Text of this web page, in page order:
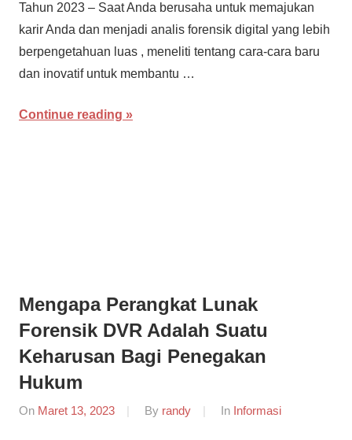
Tahun 2023 – Saat Anda berusaha untuk memajukan
karir Anda dan menjadi analis forensik digital yang lebih
berpengetahuan luas , meneliti tentang cara-cara baru
dan inovatif untuk membantu …
Continue reading
Mengapa Perangkat Lunak
Forensik DVR Adalah Suatu
Keharusan Bagi Penegakan
Hukum
On Maret 13, 2023 By randy In Informasi